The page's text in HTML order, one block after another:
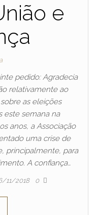
e
pedido: Agradecia
relativamente ao
as eleições
este semana na
anos, a Associação
uma crise de
principalmente, para
A confiança…
11/2018 0